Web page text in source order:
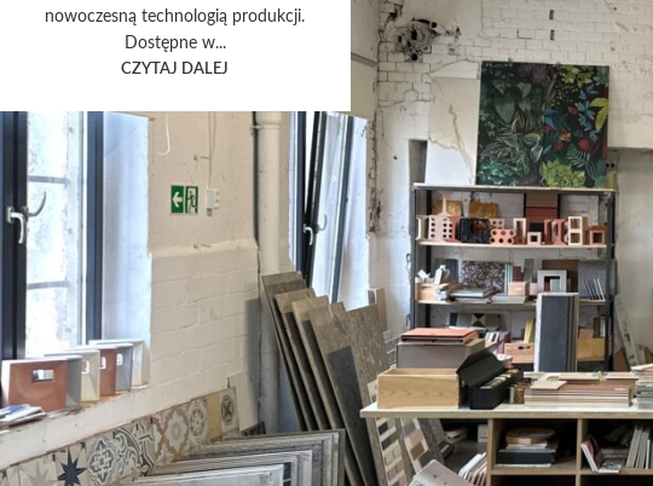
nowoczesną technologią produkcji.
Dostępne w...
CZYTAJ DALEJ